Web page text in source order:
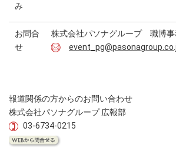
み
お問合
せ
株式会社パソナグループ 職博事
報道関係の方からのお問い合わせ
株式会社パソナグループ 広報部
03-6734-0215